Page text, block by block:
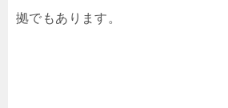
拠でもあります。